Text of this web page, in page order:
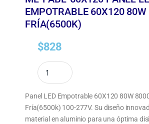
EMPOTRABLE 60X120 80W
FRÍA(6500K)
$828
Panel LED Empotrable 60X120 80W
Fría(6500k) 100-277V. Su diseño
material en aluminio para una óptima